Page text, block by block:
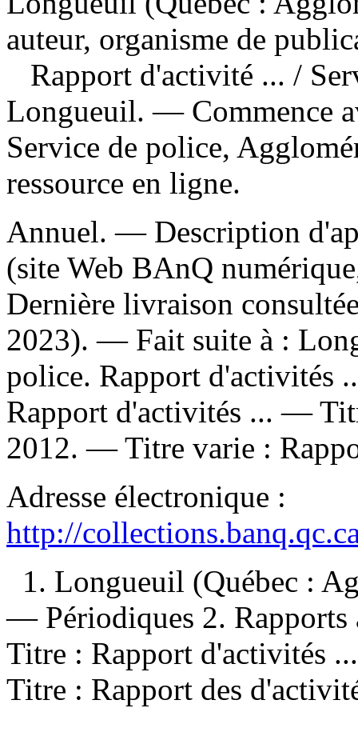
auteur, organisme de
Rapport d'activité ... /
Longueuil. — Commence
Service de police,
ressource en ligne.
Annuel. — Description
(site Web BAnQ
Dernière livraison
2023). — Fait suite à :
police. Rapport
Rapport d'activités ... —
2012. —Titre varie :
Adresse électronique :
http://
1. Longueuil (Québec :
— Périodiques 2. Rapports
Titre : Rapport d'activités
Titre : Rapport des